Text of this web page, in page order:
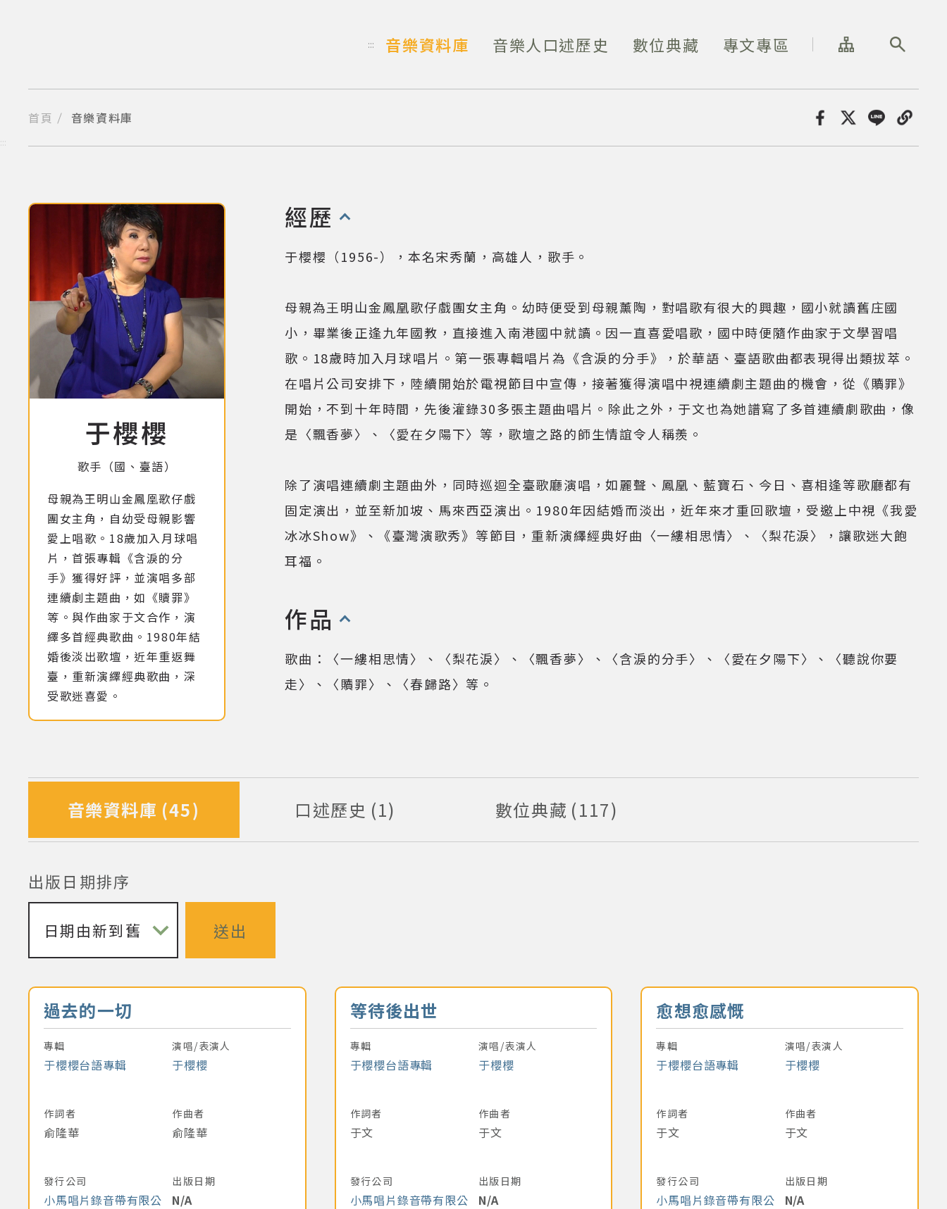
::: 音樂資料庫 音樂人口述歷史 數位典藏 專文專區
首頁 音樂資料庫分享到我的Facebook
分享到我的Twitter
:::
于櫻櫻
歌手（國、臺語）
母親為王明山金鳳凰歌仔戲
團女主角，自幼受母親影響
愛上唱歌。18歲加入月球唱
片，首張專輯《含淚的分
手》獲得好評，並演唱多部
連續劇主題曲，如《贖罪》
等。與作曲家于文合作，演
繹多首經典歌曲。1980年結
婚後淡出歌壇，近年重返舞
臺，重新演繹經典歌曲，深
受歌迷喜愛。
經歷
(點擊開啟/收合以下內容)
于櫻櫻（1956-），本名宋秀蘭，高雄人，歌手。
母親為王明山金鳳凰歌仔戲團女主角。幼時便受到母親薰陶，對唱歌有很大的興趣，國小就讀舊庄國
小，畢業後正逢九年國教，直接進入南港國中就讀。因一直喜愛唱歌，國中時便隨作曲家于文學習唱
歌。18歲時加入月球唱片。第一張專輯唱片為《含淚的分手》，於華語、臺語歌曲都表現得出類拔萃。
在唱片公司安排下，陸續開始於電視節目中宣傳，接著獲得演唱中視連續劇主題曲的機會，從《贖罪》
開始，不到十年時間，先後灌錄30多張主題曲唱片。除此之外，于文也為她譜寫了多首連續劇歌曲，像
是〈飄香夢〉、〈愛在夕陽下〉等，歌壇之路的師生情誼令人稱羨。
除了演唱連續劇主題曲外，同時巡迴全臺歌廳演唱，如麗聲、鳳凰、藍寶石、今日、喜相逢等歌廳都有
固定演出，並至新加坡、馬來西亞演出。1980年因結婚而淡出，近年來才重回歌壇，受邀上中視《我愛
冰冰Show》、《臺灣演歌秀》等節目，重新演繹經典好曲〈一縷相思情〉、〈梨花淚〉，讓歌迷大飽
耳福。
作品
(點擊開啟/收合以下內容)
歌曲：〈一縷相思情〉、〈梨花淚〉、〈飄香夢〉、〈含淚的分手〉、〈愛在夕陽下〉、〈聽說你要
走〉、〈贖罪〉、〈春歸路〉等。
音樂資料庫 45 口述歷史 1 數位典藏 117
出版日期排序
送出
音樂名稱
過去的一切
專輯
于櫻櫻台語專輯
演唱/表演人
于櫻櫻
作詞者
俞隆華
作曲者
俞隆華
發行公司
小馬唱片錄音帶有限公
出版日期
N/A
音樂名稱
等待後出世
專輯
于櫻櫻台語專輯
演唱/表演人
于櫻櫻
作詞者
于文
作曲者
于文
發行公司
小馬唱片錄音帶有限公
出版日期
N/A
音樂名稱
愈想愈感慨
專輯
于櫻櫻台語專輯
演唱/表演人
于櫻櫻
作詞者
于文
作曲者
于文
發行公司
小馬唱片錄音帶有限公
出版日期
N/A